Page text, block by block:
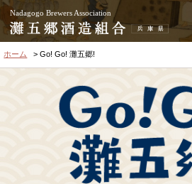
Nadagogo Brewers Association
ホーム Go! Go! 灘五郷!